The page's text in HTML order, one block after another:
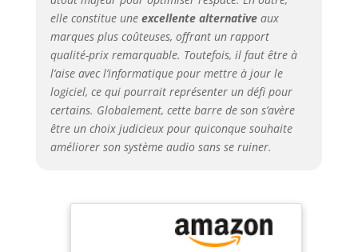
film et morceau en
une expérience
captivante. HXS
Processing -
Dialogue cristallin et
optimisé : Améliorez
votre expérience
audio avec HXS
Processing
haut-parleurs
elliptiques avancés,
supérieurs aux
elle constitue une excellente alternativeaux
marques plus coûteuses, offrant un rapport
qualité-prix remarquable. Toutefois, il faut être à
l’aise avec l’informatique pour mettre à jour le
logiciel, ce qui pourrait représenter un défi pour
certains. Globalement, cette barre de son s’avère
être un choix judicieux pour quiconque souhaite
améliorer son système audio sans se ruiner.